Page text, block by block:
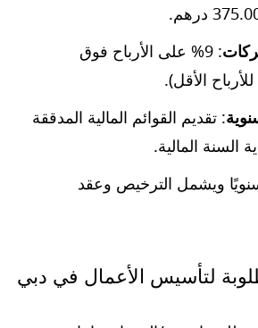
: 9% على الأرباح فوق
: تقديم القوائم المالية المدققة
ويشمل الترخيص وعقد
لتأسيس الأعمال في دبي